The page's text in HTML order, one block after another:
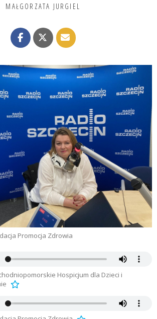
MAŁGORZATA JURGIEL
Promocja Zdrowia
Hospicjum dla Dzieci i